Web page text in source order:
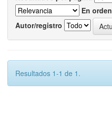
En orden
Autor/registro
Resultados 1-1 de 1.